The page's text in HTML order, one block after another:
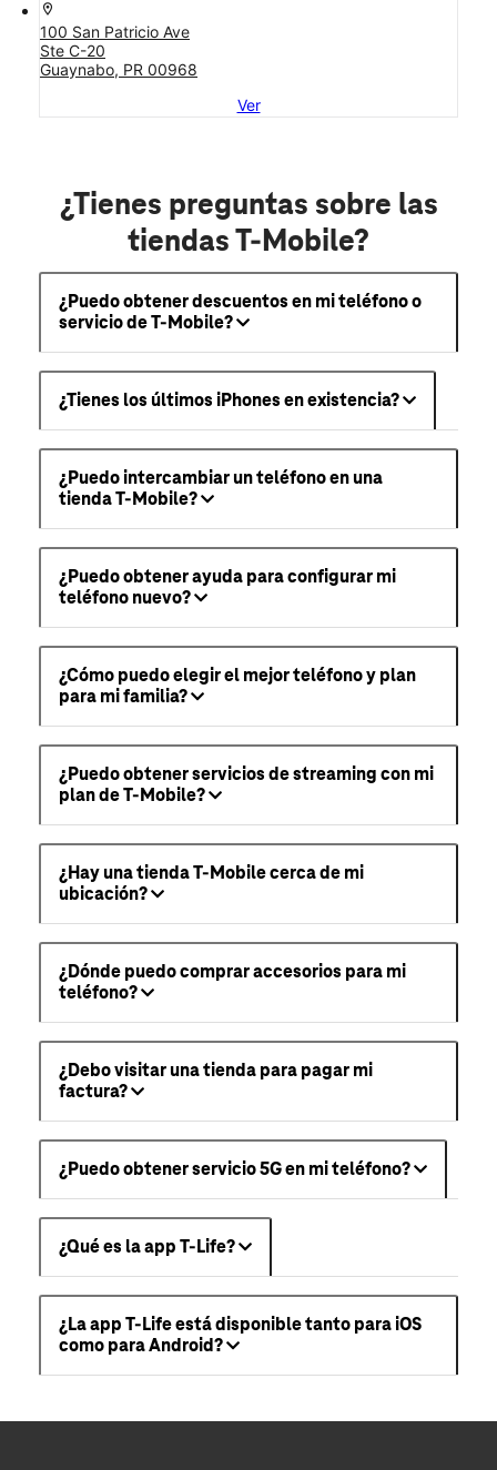
location_on
100 San Patricio Ave
Ste C-20
Guaynabo, PR 00968
Ver
¿Tienes preguntas sobre las
tiendas T-Mobile?
¿Puedo obtener descuentos en mi teléfono o
servicio de T-Mobile?
¿Tienes los últimos iPhones en existencia?
¿Puedo intercambiar un teléfono en una
tienda T-Mobile?
¿Puedo obtener ayuda para configurar mi
teléfono nuevo?
¿Cómo puedo elegir el mejor teléfono y plan
para mi familia?
¿Puedo obtener servicios de streaming con mi
plan de T-Mobile?
¿Hay una tienda T-Mobile cerca de mi
ubicación?
¿Dónde puedo comprar accesorios para mi
teléfono?
¿Debo visitar una tienda para pagar mi
factura?
¿Puedo obtener servicio 5G en mi teléfono?
¿Qué es la app T-Life?
¿La app T-Life está disponible tanto para iOS
como para Android?